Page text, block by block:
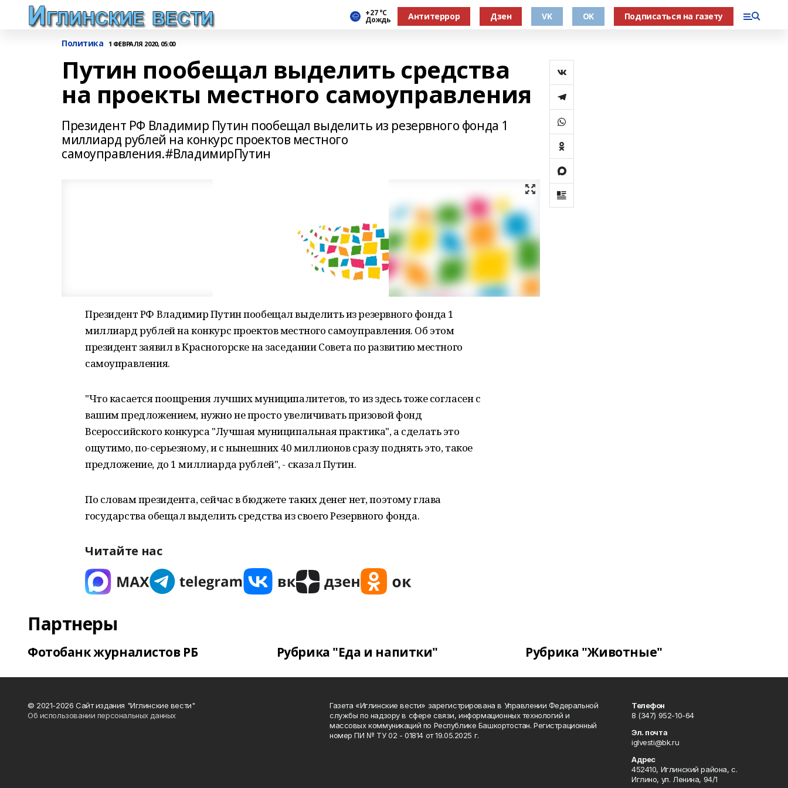
+27 °С
Дождь Антитеррор Дзен VK OK Подписаться на газету
Политика 1 ФЕВРАЛЯ 2020, 05:00
Путин пообещал выделить средства
на проекты местного самоуправления
Президент РФ Владимир Путин пообещал выделить из резервного фонда 1
миллиард рублей на конкурс проектов местного
самоуправления.#ВладимирПутин
Президент РФ Владимир Путин пообещал выделить из резервного фонда 1
миллиард рублей на конкурс проектов местного самоуправления. Об этом
президент заявил в Красногорске на заседании Совета по развитию местного
самоуправления.
"Что касается поощрения лучших муниципалитетов, то из здесь тоже согласен с
вашим предложением, нужно не просто увеличивать призовой фонд
Всероссийского конкурса "Лучшая муниципальная практика", а сделать это
ощутимо, по-серьезному, и с нынешних 40 миллионов сразу поднять это, такое
предложение, до 1 миллиарда рублей", - сказал Путин.
По словам президента, сейчас в бюджете таких денег нет, поэтому глава
государства обещал выделить средства из своего Резервного фонда.
Читайте нас
Партнеры
Фотобанк журналистов РБ Рубрика "Еда и напитки" Рубрика "Животные"
© 2021-2026 Сайт издания "Иглинские вести"
Об использовании персональных данных
Газета «Иглинские вести» зарегистрирована в Управлении Федеральной
службы по надзору в сфере связи, информационных технологий и
массовых коммуникаций по Республике Башкортостан. Регистрационный
номер ПИ № ТУ 02 - 01814 от 19.05.2025 г.
Телефон
8 (347) 952-10-64
Эл. почта
iglvesti@bk.ru
Адрес
452410, Иглинский района, с.
Иглино, ул. Ленина, 94/1